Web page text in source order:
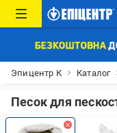
Эпицентр К Каталог
Песок для